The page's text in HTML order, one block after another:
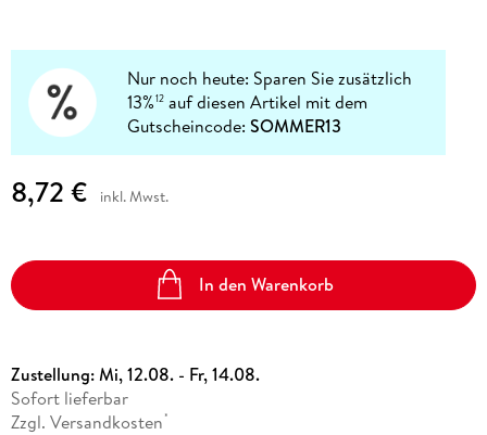
Nur noch heute: Sparen Sie zusätzlich
13%12 auf diesen Artikel mit dem
Gutscheincode:SOMMER13
8,72 € inkl. Mwst.
In den Warenkorb
Zustellung:Mi, 12.08. - Fr, 14.08.
Sofort lieferbar
Zzgl. Versandkosten *